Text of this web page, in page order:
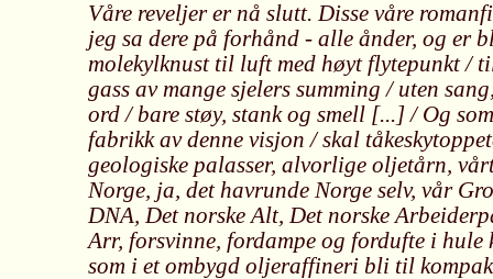
Våre reveljer er nå slutt. Disse våre
jeg sa dere på forhånd - alle ånder, og er
molekylknust til luft med høyt flytepunkt /
gass av mange sjelers summing / uten
ord / bare støy, stank og smell [...] / Og
fabrikk av denne visjon / skal
geologiske palasser, alvorlige oljetårn,
Norge, ja, det havrunde Norge selv, vår
DNA, Det norske Alt, Det norske
Arr, forsvinne, fordampe og fordufte i hule
som i et ombygd oljeraffineri bli til